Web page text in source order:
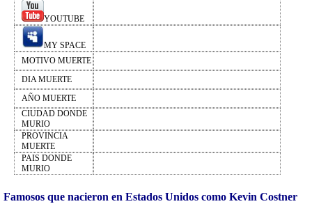
YOUTUBE
MY SPACE
MOTIVO MUERTE
DIA MUERTE
AÑO MUERTE
CIUDAD DONDE
MURIO
PROVINCIA
MUERTE
PAIS DONDE
MURIO
Famosos que nacieron en Estados Unidos como Kevin Costner